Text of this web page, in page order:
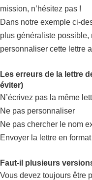
mission, n’hésitez pas !
Dans notre exemple ci-
plus généraliste possible,
personnaliser cette lettre
Les erreurs de la lettre
éviter)
N’écrivez pas la même
Ne pas personnaliser
Ne pas chercher le nom
Envoyer la lettre en
Faut-il plusieurs
Vous devez toujours être